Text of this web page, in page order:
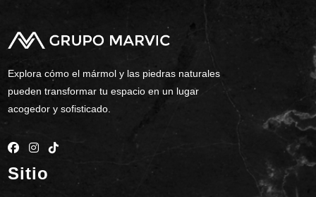
Explora cómo el mármol y las piedras naturales
pueden transformar tu espacio en un lugar
acogedor y sofisticado.
Sitio